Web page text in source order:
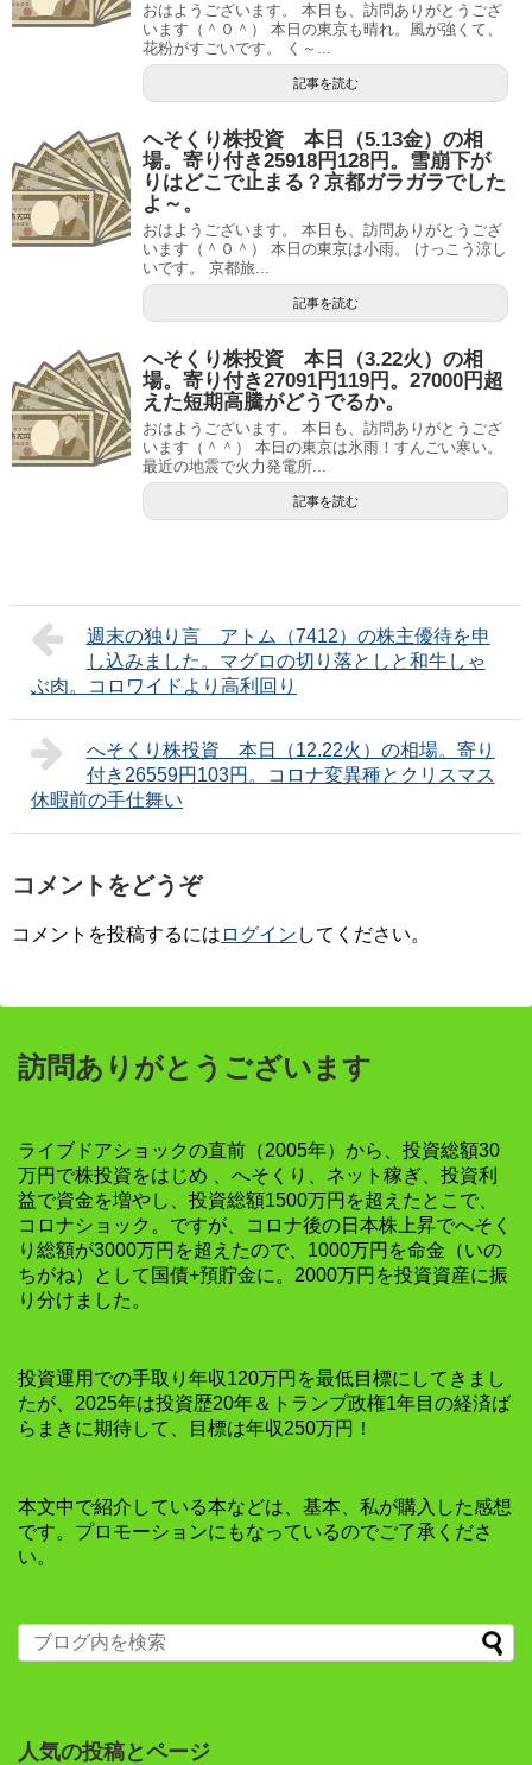
おはようございます。 本日も、訪問ありがとうござ
います（＾０＾） 本日の東京も晴れ。風が強くて、
花粉がすごいです。 く～...
記事を読む
へそくり株投資 本日（5.13金）の相
場。寄り付き25918円128円。雪崩下が
りはどこで止まる？京都ガラガラでした
よ～。
おはようございます。 本日も、訪問ありがとうござ
います（＾０＾） 本日の東京は小雨。 けっこう涼し
いです。 京都旅...
記事を読む
へそくり株投資 本日（3.22火）の相
場。寄り付き27091円119円。27000円超
えた短期高騰がどうでるか。
おはようございます。 本日も、訪問ありがとうござ
います（＾＾） 本日の東京は氷雨！すんごい寒い。
最近の地震で火力発電所...
記事を読む
週末の独り言 アトム（7412）の株主優待を申
し込みました。マグロの切り落としと和牛しゃ
ぶ肉。コロワイドより高利回り
へそくり株投資 本日（12.22火）の相場。寄り
付き26559円103円。コロナ変異種とクリスマス
休暇前の手仕舞い
コメントをどうぞ
コメントを投稿するには ログイン してください。
訪問ありがとうございます
ライブドアショックの直前（2005年）から、投資総額30
万円で株投資をはじめ 、へそくり、ネット稼ぎ、投資利
益で資金を増やし、投資総額1500万円を超えたとこで、
コロナショック。ですが、コロナ後の日本株上昇でへそく
り総額が3000万円を超えたので、1000万円を命金（いの
ちがね）として国債+預貯金に。2000万円を投資資産に振
り分けました。
投資運用での手取り年収120万円を最低目標にしてきまし
たが、2025年は投資歴20年＆トランプ政権1年目の経済ば
らまきに期待して、目標は年収250万円！
本文中で紹介している本などは、基本、私が購入した感想
です。プロモーションにもなっているのでご了承くださ
い。
人気の投稿とページ